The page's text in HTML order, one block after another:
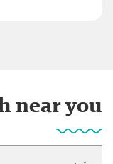
near you